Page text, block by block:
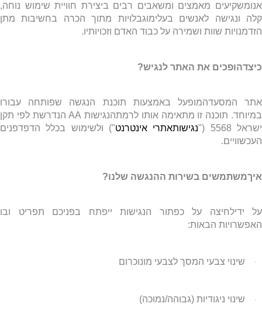
אנומשקיעים מאמצים ומשאבים רבים ביצירת חוויית שימוש נוחה,
קלה ונגישה לאנשים בעלימוגבלויות מתוך הכרה בחשיבות מתן
הזדמנויות שוות ושמירה על כבוד האדם וזכויותיו.
כיצדהופכים את האתר לנגיש?
אתר המסעדהמופעל באמצעות תוכנת הנגשה שפותחה עבורו
במיוחד. תוכנה זו מתאימה אותו לרמתהנגישות AAהנדרשת לפי תקן
ישראל 5568 ("
נגישותאתרי אינטרנט") ולשימוש בכלל הדפדפנים
העכשוויים.
איךמשתמשים בשירות ההנגשה שלנו?
על ידילחיצה על כפתור הנגישות ייפתח בפניכם תפריט ובו
האפשרויות הבאות:
· שינוי צבעי המסך לצבעי מונוכרום
· שינוי ניגודיות (גבוהה/נמוכה)